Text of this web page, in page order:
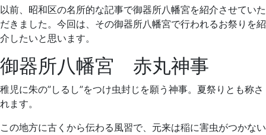
15
日
以前、昭和区の名所的な記事で御器所八幡宮を紹介させていた
だきました。今回は、その御器所八幡宮で行われるお祭りを紹
介したいと思います。
御器所八幡宮 赤丸神事
稚児に朱の”しるし”をつけ虫封じを願う神事。夏祭りとも称さ
れます。
この地方に古くから伝わる風習で、元来は稲に害虫がつかない